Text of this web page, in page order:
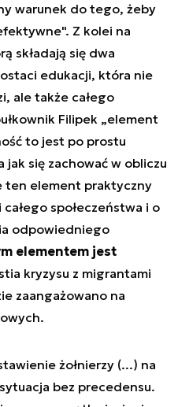
warunek do tego, żeby
Z kolei na
składają się dwa
edukacji, która nie
ale także całego
Filipek „element
to jest po prostu
jak się zachować w obliczu
ten element praktyczny
społeczeństwa i o
odpowiedniego
elementem jest
kryzysu z migrantami
zaangażowano na
żołnierzy (...) na
bez precedensu.